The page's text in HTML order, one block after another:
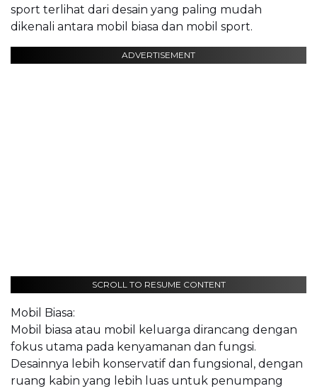
sport terlihat dari desain yang paling mudah
dikenali antara mobil biasa dan mobil sport.
ADVERTISEMENT
SCROLL TO RESUME CONTENT
Mobil Biasa:
Mobil biasa atau mobil keluarga dirancang dengan
fokus utama pada kenyamanan dan fungsi.
Desainnya lebih konservatif dan fungsional, dengan
ruang kabin yang lebih luas untuk penumpang